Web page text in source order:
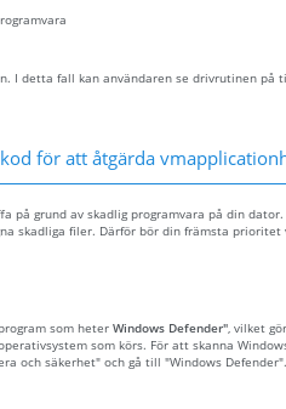
I detta fall kan användaren se drivrutinen på
för att åtgärda
grund av skadlig programvara på din dator.
skadliga filer. Därför bör din främsta
som heter Windows Defender", vilket
som körs. För att skanna
och säkerhet" och gå till "Windows Defender".